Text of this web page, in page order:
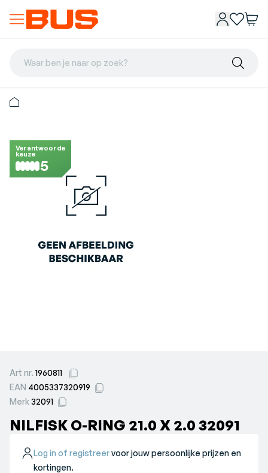
Waar ben je naar op zoek?
Verantwoorde
keuze
5
Art nr.1960811
EAN 4005337320919
Merk32091
NILFISK O-RING 21.0 X 2.0 32091
Log in of registreervoor jouw persoonlijke prijzen en
kortingen.